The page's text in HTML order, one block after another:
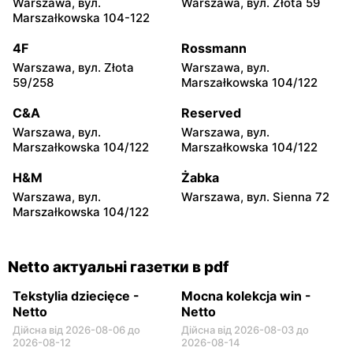
Netto
Ułanów 1C
Netto
Olszankowa 56
Netto
Warszawy 2A
Netto
Jadowska 47D
Netto
Kuklińskiego 1
Netto
Lennona 6
Netto Netto
Marszałkowska 104-122
4F
Warszawa, вул. Złota
59/258
Rossmann
Warszawa, вул.
Marszałkowska 104/122
C&A
Warszawa, вул.
Marszałkowska 104/122
Reserved
Warszawa, вул.
Marszałkowska 104/122
H&M
Warszawa, вул.
Marszałkowska 104/122
Żabka
Warszawa, вул. Sienna 72
Netto актуальні газетки в pdf
Tekstylia dziecięce -
Netto
Дійсна від 2026-08-06 до
2026-08-12
Mocna kolekcja win -
Netto
Дійсна від 2026-08-03 до
2026-08-14